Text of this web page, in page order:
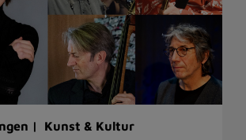
| Kunst & Kultur